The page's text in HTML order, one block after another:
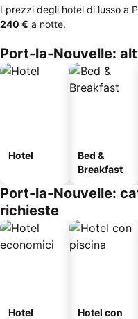
I prezzi degli hotel di lusso a
‎240 € a notte.
Port-la-Nouvelle:
Hotel
Bed &
Breakfast
Port-la-Nouvelle:
richieste
Hotel
Hotel con